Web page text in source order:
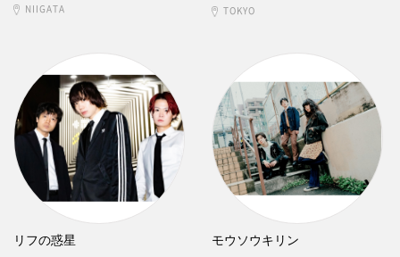
NIIGATA TOKYO
リフの惑星 モウソウキリン